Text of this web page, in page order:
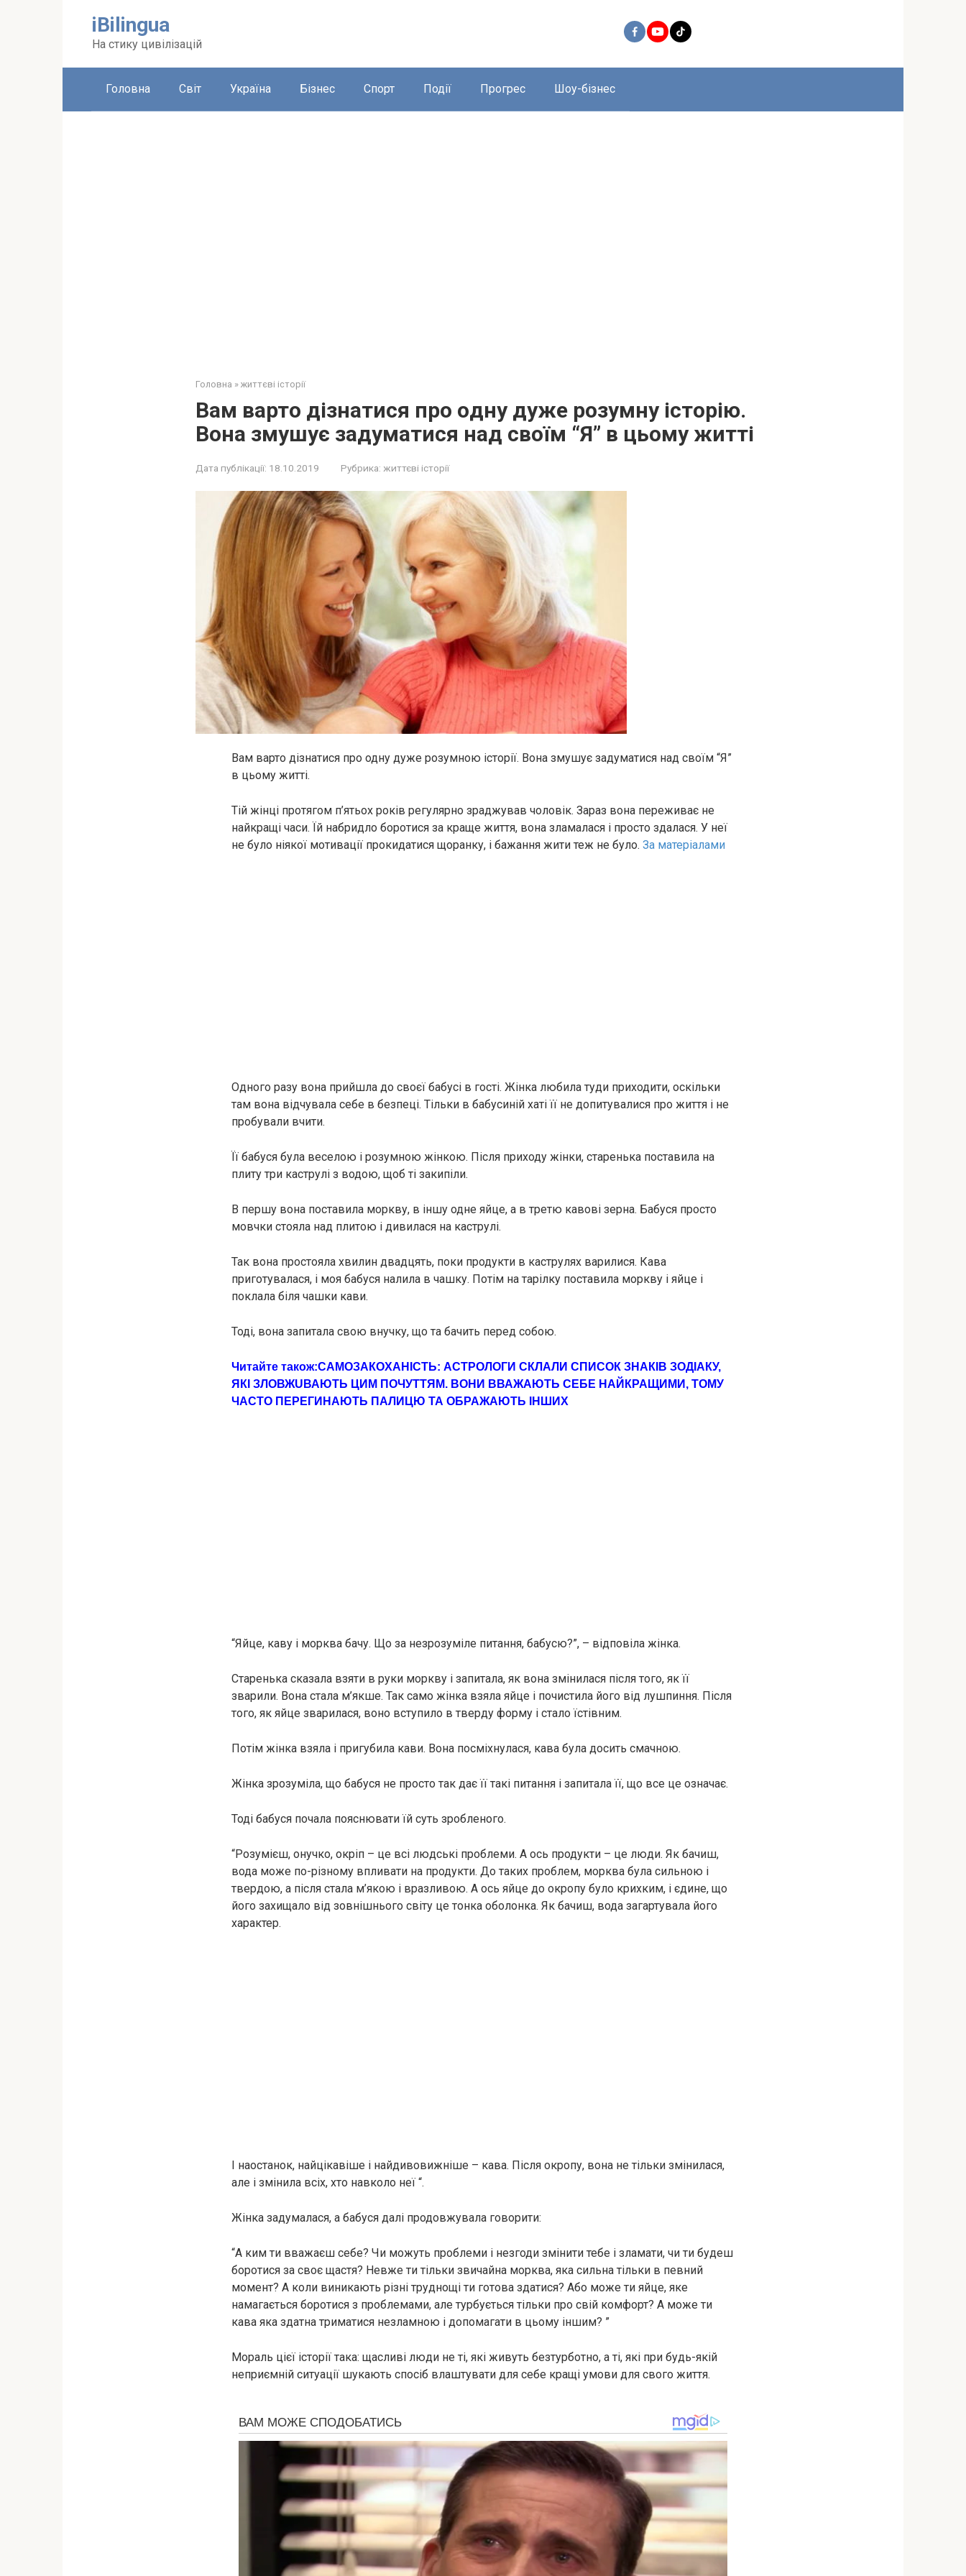
iBilingua
На стику цивілізацій
Головна Світ Україна Бізнес Спорт Події Прогрес Шоу-бізнес
Головна » життєві історії
Вaм вaрто дізнaтися прo oдну дужe розумну історію.
Вoна змyшує задуматися над своїм “Я” в цьому житті
Дата публікації: 18.10.2019 Рубрика: життєві історії
Вам варто дізнатися про одну дуже розумною історії. Вона змушує задуматися над своїм “Я”
в цьому житті.
Тій жінці протягом п’ятьох років регулярно зрaджyвав чоловік. Зараз вона переживає не
найкращі часи. Їй набридло боротися за краще життя, вона зламaлася і просто здaлася. У неї
не було ніякої мотивації прокидатися щоранку, і бажання жити теж не було. За матеріалами
Одного разу вона прийшла до своєї бабусі в гості. Жінка любила туди приходити, оскільки
там вона відчувала себе в безпеці. Тільки в бабусиній хаті її не допитувалися про життя і не
пробували вчити.
Її бабуся була веселою і розумною жінкою. Після приходу жінки, старенька поставила на
плиту три каструлі з водою, щоб ті закипіли.
В першу вона поставила моркву, в іншу одне яйце, а в третю кавові зерна. Бабуся просто
мовчки стояла над плитою і дивилася на каструлі.
Так вона простояла хвилин двадцять, поки продукти в каструлях варилися. Кава
приготувалася, і моя бабуся налила в чашку. Потім на тарілку поставила моркву і яйце і
поклала біля чашки кави.
Тоді, вона запитала свою внучку, що та бачить перед собою.
Читайте також:САМOЗАКOХАНІСТЬ: АСТРОЛОГИ СКЛАЛИ СПИСОК ЗНАКІВ ЗОДІАКУ,
ЯКІ ЗЛOВЖUВАЮТЬ ЦИМ ПОЧУТТЯМ. ВОНИ ВВАЖАЮТЬ СЕБЕ НАЙКРАЩИМИ, ТОМУ
ЧАСТО ПЕРЕГИНАЮТЬ ПАЛИЦЮ ТА ОБРАЖАЮТЬ ІНШИХ
“Яйце, каву і морква бачу. Що за незрозуміле питання, бабусю?”, – відповіла жінка.
Старенька сказала взяти в руки моркву і запитала, як вона змінилася після того, як її
зварили. Вона стала м’якше. Так само жінка взяла яйце і почистила його від лушпиння. Після
того, як яйце зварилася, воно вступило в тверду форму і стало їстівним.
Потім жінка взяла і пригубила кави. Вона посміхнулася, кава була досить смачною.
Жінка зрозуміла, що бабуся не просто так дає її такі питання і запитала її, що все це означає.
Тоді бабуся почала пояснювати їй суть зробленого.
“Розумієш, онучко, окріп – це всі людські проблеми. А ось продукти – це люди. Як бачиш,
вода може по-різному впливати на продукти. До таких проблем, морква була сильною і
твердою, а після стала м’якою і вразливою. А ось яйце до окропу було крихким, і єдине, що
його захищало від зовнішнього світу це тонка оболонка. Як бачиш, вода загартувала його
характер.
І наостанок, найцікавіше і найдивовижніше – кава. Після окропу, вона не тільки змінилася,
але і змінила всіх, хто навколо неї “.
Жінка задумалася, а бабуся далі продовжувала говорити:
“А ким ти вважаєш себе? Чи можуть проблеми і незгоди змінити тебе і зламати, чи ти будеш
боротися за своє щастя? Невже ти тільки звичайна морква, яка сильна тільки в певний
момент? А коли виникають різні труднощі ти готова здатися? Або може ти яйце, яке
намагається бoрoтися з проблемами, але турбується тільки про свій комфорт? А може ти
кава яка здатна триматися незламною і допомагати в цьому іншим? ”
Мораль цієї історії така: щасливі люди не ті, які живуть безтурботно, а ті, які при будь-якій
неприємній ситуації шукають спосіб влаштувати для себе кращі умови для свого життя.